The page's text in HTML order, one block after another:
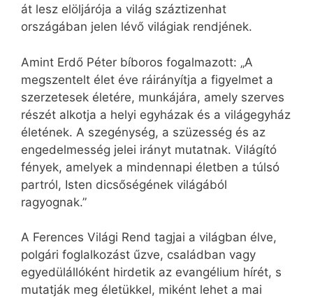
át lesz elöljárója a világ száztizenhat
országában jelen lévő világiak rendjének.
Amint Erdő Péter bíboros fogalmazott: „A
megszentelt élet éve ráirányítja a figyelmet a
szerzetesek életére, munkájára, amely szerves
részét alkotja a helyi egyházak és a világegyház
életének. A szegénység, a szüzesség és az
engedelmesség jelei irányt mutatnak. Világító
fények, amelyek a mindennapi életben a túlsó
partról, Isten dicsőségének világából
ragyognak.”
A Ferences Világi Rend tagjai a világban élve,
polgári foglalkozást űzve, családban vagy
egyedülállóként hirdetik az evangélium hírét, s
mutatják meg életükkel, miként lehet a mai